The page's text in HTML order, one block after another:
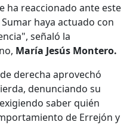
ha reaccionado ante este
haya actuado con
señaló la
María Jesús Montero.
derecha aprovechó
denunciando su
saber quién
de Errejón y